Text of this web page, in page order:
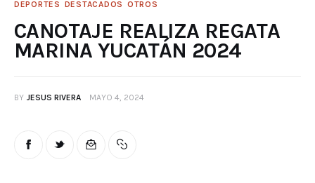
DEPORTES DESTACADOS OTROS
CANOTAJE REALIZA REGATA
MARINA YUCATÁN 2024
BY JESUS RIVERA MAYO 4, 2024